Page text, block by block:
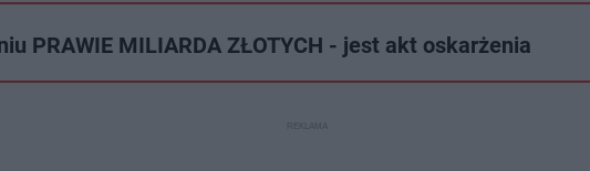
PRAWIE MILIARDA ZŁOTYCH - jest akt oskarżenia